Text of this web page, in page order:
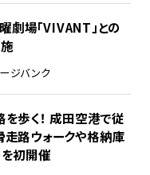
劇場「VIVANT」との
ジバンク
歩く！ 成田空港で従
路ウォークや格納庫
初開催